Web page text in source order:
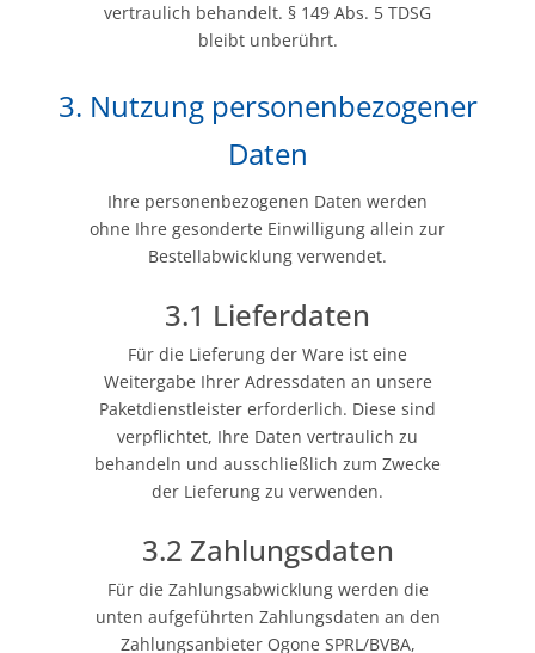
vertraulich behandelt. § 149 Abs. 5 TDSG
bleibt unberührt.
3. Nutzung personenbezogener
Daten
Ihre personenbezogenen Daten werden
ohne Ihre gesonderte Einwilligung allein zur
Bestellabwicklung verwendet.
3.1 Lieferdaten
Für die Lieferung der Ware ist eine
Weitergabe Ihrer Adressdaten an unsere
Paketdienstleister erforderlich. Diese sind
verpflichtet, Ihre Daten vertraulich zu
behandeln und ausschließlich zum Zwecke
der Lieferung zu verwenden.
3.2 Zahlungsdaten
Für die Zahlungsabwicklung werden die
unten aufgeführten Zahlungsdaten an den
Zahlungsanbieter Ogone SPRL/BVBA,